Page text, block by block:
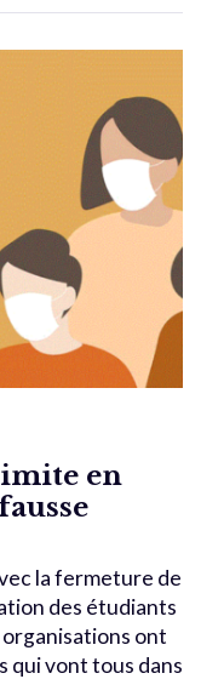
en
la fermeture de
des étudiants
ont
qui vont tous dans